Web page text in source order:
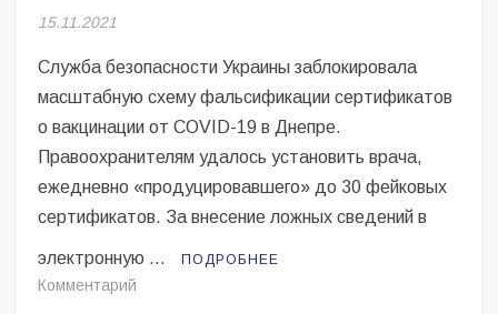
15.11.2021
Служба безопасности Украины заблокировала
масштабную схему фальсификации сертификатов
о вакцинации от COVID-19 в Днепре.
Правоохранителям удалось установить врача,
ежедневно «продуцировавшего» до 30 фейковых
сертификатов. За внесение ложных сведений в
электронную … ПОДРОБНЕЕ
Комментарий